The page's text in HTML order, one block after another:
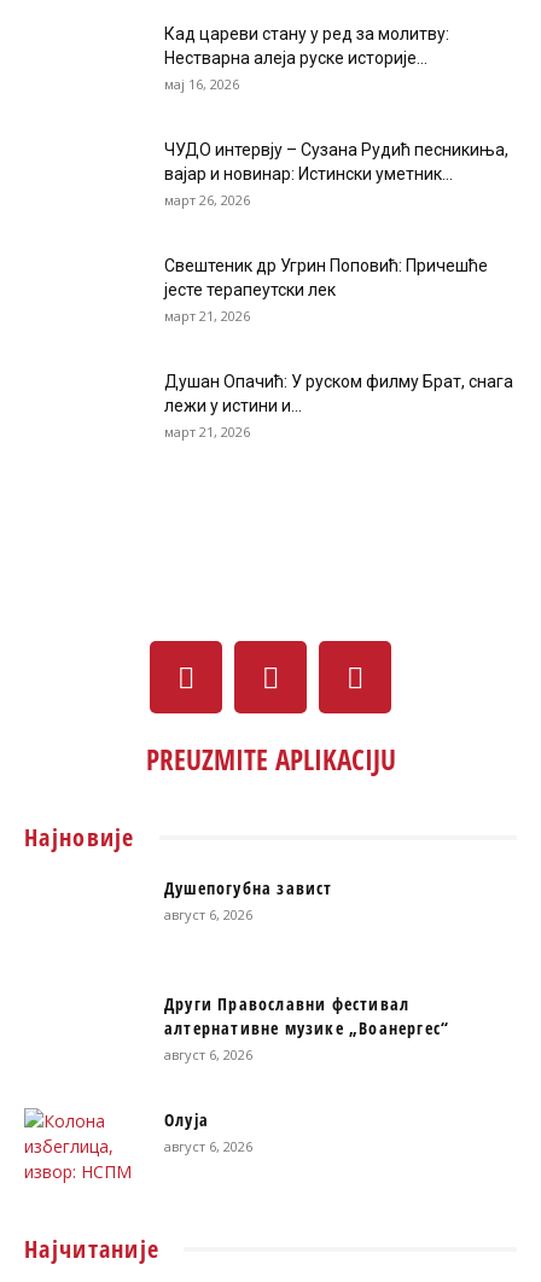
Кад цареви стану у ред за молитву:
Нестварна алеја руске историје...
мај 16, 2026
ЧУДО интервју – Сузана Рудић песникиња,
вајар и новинар: Истински уметник...
март 26, 2026
Свештеник др Угрин Поповић: Причешће
јесте терапеутски лек
март 21, 2026
Душан Опачић: У руском филму Брат, снага
лежи у истини и...
март 21, 2026
PREUZMITE APLIKACIJU
Најновије
Душепогубна завист
август 6, 2026
Други Православни фестивал
алтернативне музике „Воанергес“
август 6, 2026
Олуја
август 6, 2026
Најчитаније